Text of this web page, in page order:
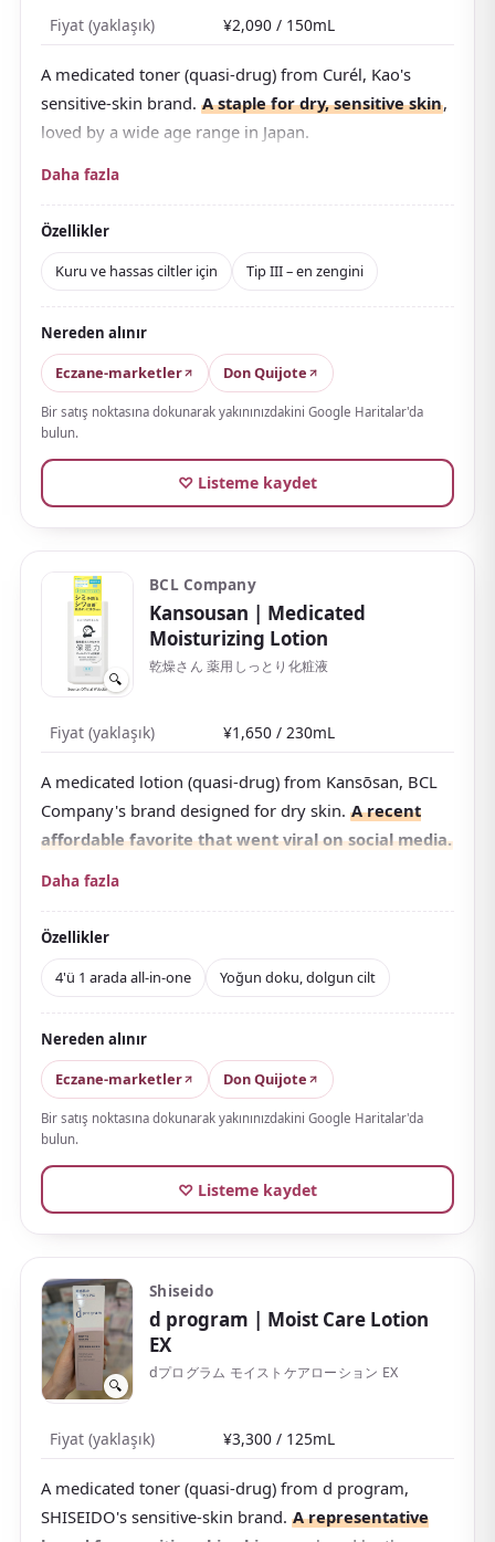
Fiyat (yaklaşık) ¥2,090 / 150mL
A medicated toner (quasi-drug) from Curél, Kao's
sensitive-skin brand. A staple for dry, sensitive skin,
loved by a wide age range in Japan.
The formula contains a unique moisturizing
ingredient that supports ceramide activity, gently
caring for skin unsettled by external stress. The lineup
includes I (Lightly Moist), II (Moist), and III (Very Rich)
— choose by skin condition and season.
III is the pick for serious hydration or harsh dry spells.
The push-style bottle is convenient and hygienic.
Easy to share among family members and a great
pick for all genders.
Daha fazla
Özellikler
Kuru ve hassas ciltler için
Tip III – en zengini
Nereden alınır
Eczane-marketler
Don Quijote
Bir satış noktasına dokunarak yakınınızdakini Google Haritalar'da
bulun.
♡ Listeme kaydet
🔍
BCL Company
Kansousan | Medicated
Moisturizing Lotion
乾燥さん 薬用しっとり化粧液
Fiyat (yaklaşık) ¥1,650 / 230mL
A medicated lotion (quasi-drug) from Kansōsan, BCL
Company's brand designed for dry skin. A recent
affordable favorite that went viral on social media.
morning routines.
Formulated with niacinamide and dipotassium
glycyrrhizate to help prevent skin irritation. The
slightly viscous texture leaves skin feeling plump.
230 mL at 1,650 yen makes the value excellent. All-in-
one types are handy for travel — Kansōsan is a great
companion on longer trips.
Daha fazla
Özellikler
4'ü 1 arada all-in-one
Yoğun doku, dolgun cilt
Nereden alınır
Eczane-marketler
Don Quijote
Bir satış noktasına dokunarak yakınınızdakini Google Haritalar'da
bulun.
♡ Listeme kaydet
🔍
Shiseido
d program | Moist Care Lotion
EX
dプログラム モイストケアローション EX
Fiyat (yaklaşık) ¥3,300 / 125mL
A medicated toner (quasi-drug) from d program,
SHISEIDO's sensitive-skin brand. A representative